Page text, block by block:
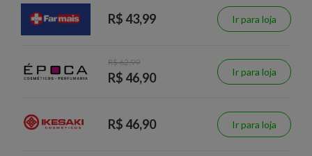
R$ 43,99 Ir para loja
R$ 62,99
R$ 46,90 Ir para loja
R$ 46,90 Ir para loja